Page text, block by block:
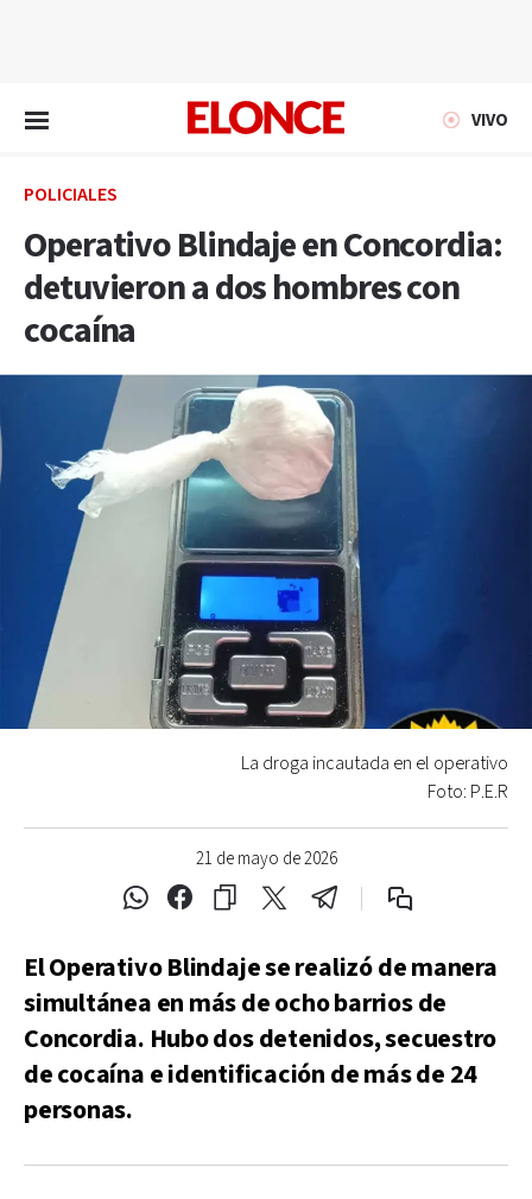
VIVO
POLICIALES
Operativo Blindaje en Concordia:
detuvieron a dos hombres con
cocaína
21 de mayo de 2026
La droga incautada en el operativo
Foto: P.E.R
El Operativo Blindaje se realizó de manera
simultánea en más de ocho barrios de
Concordia. Hubo dos detenidos, secuestro
de cocaína e identificación de más de 24
personas.